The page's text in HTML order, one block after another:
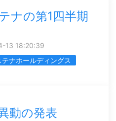
ナの第1四半期
13 18:20:39
テナホールディングス
動の発表